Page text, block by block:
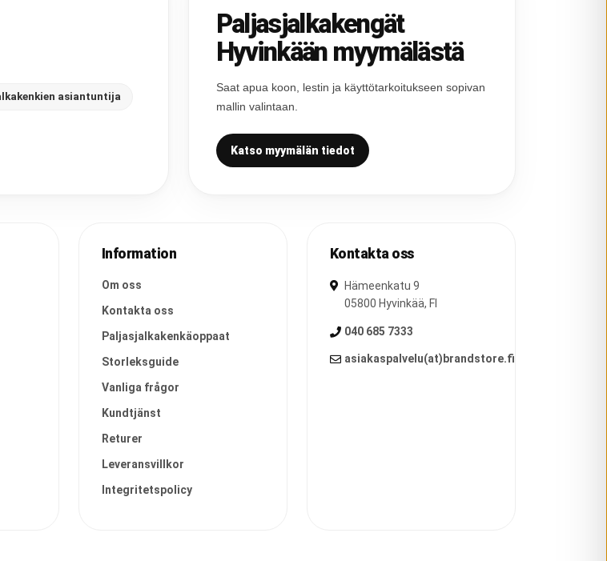
asiantuntija
Paljasjalkakengät
Hyvinkään myymälästä
Saat apua koon, lestin ja käyttötarkoitukseen sopivan
mallin valintaan.
Katso myymälän tiedot
Information
Om oss
Kontakta oss
Paljasjalkakenkäoppaat
Storleksguide
Vanliga frågor
Kundtjänst
Returer
Leveransvillkor
Integritetspolicy
Kontakta oss
Hämeenkatu 9
05800 Hyvinkää, FI
040 685 7333
asiakaspalvelu(at)brandstore.fi